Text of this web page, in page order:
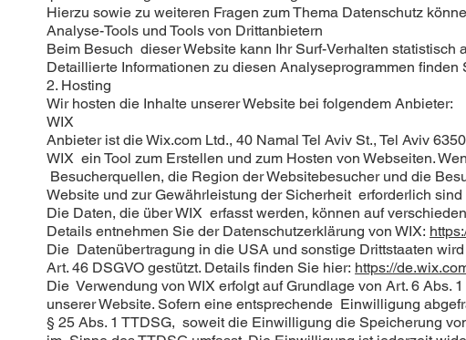
Hierzu sowie zu weiteren Fragen zum Thema Datenschutz
Analyse-Tools und Tools von Dritt­anbietern
Beim Besuch dieser Website kann Ihr Surf-Verhalten
Detaillierte Informationen zu diesen Analyseprogrammen
2. Hosting
Wir hosten die Inhalte unserer Website bei folgendem Anbieter:
WIX
Anbieter ist die Wix.com Ltd., 40 Namal Tel Aviv St., Tel Aviv
WIX ein Tool zum Erstellen und zum Hosten von Webseiten.
Besucherquellen, die Region der Websitebesucher und die
Website und zur Gewährleistung der Sicherheit erforderlich
Die Daten, die über WIX erfasst werden, können auf
Details entnehmen Sie der Datenschutzerklärung von WIX:
Die Datenübertragung in die USA und sonstige Drittstaaten
Art. 46 DSGVO gestützt. Details finden Sie hier: https://
Die Verwendung von WIX erfolgt auf Grundlage von Art. 6
unserer Website. Sofern eine entsprechende Einwilligung
§ 25 Abs. 1 TTDSG, soweit die Einwilligung die Speicherung